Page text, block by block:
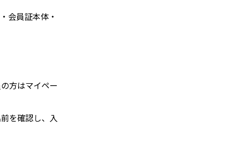
会員証本体・
方はマイペー
を確認し、入